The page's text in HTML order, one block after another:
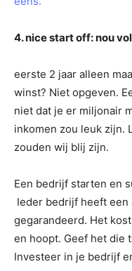
4. nice start off: nou
eerste 2 jaar alleen
winst? Niet opgeven.
niet dat je er miljonair
inkomen zou leuk zijn.
zouden wij blij zijn.
Een bedrijf starten en
Ieder bedrijf heeft een
gegarandeerd. Het
en hoopt. Geef het die
Investeer in je bedrijf